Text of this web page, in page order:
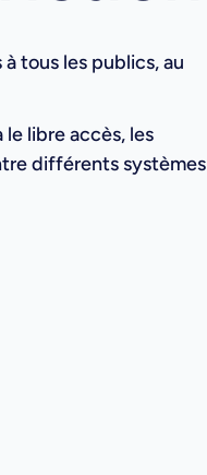
tous les publics, au
libre accès, les
différents systèmes